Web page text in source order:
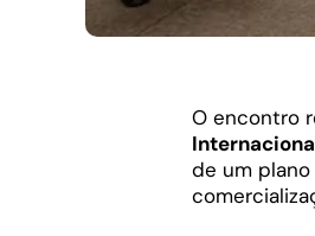
O encontro
de um